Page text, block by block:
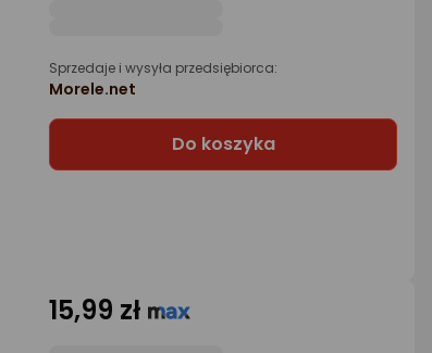
Sprzedaje i wysyła przedsiębiorca:
Morele.net
Do koszyka
15,99 zł